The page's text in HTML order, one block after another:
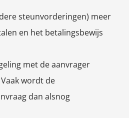
steunvorderingen) meer
en het betalingsbewijs
met de aanvrager
wordt de
dan alsnog